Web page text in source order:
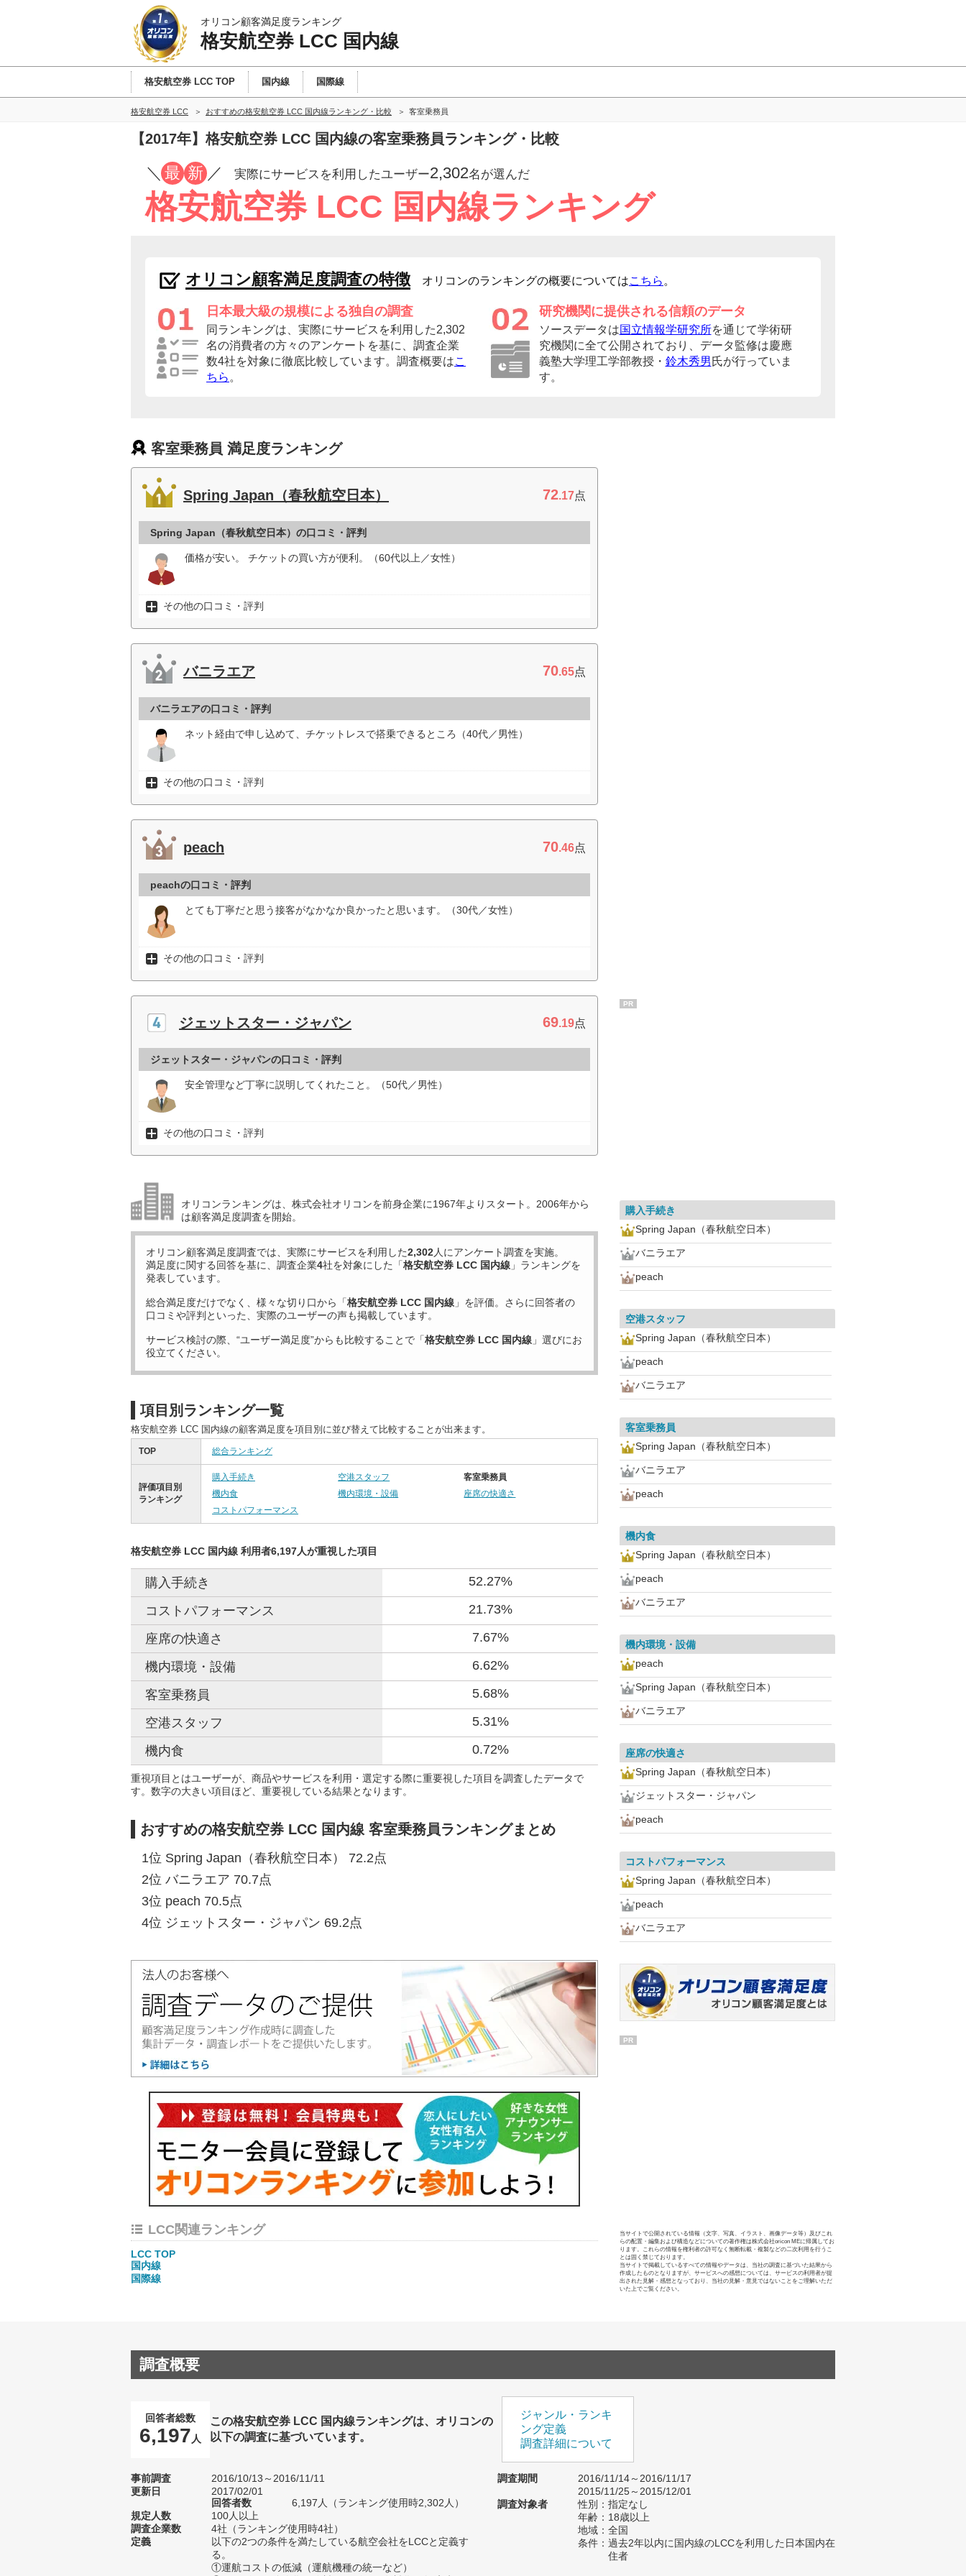
オリコン顧客満足度ランキング
格安航空券 LCC 国内線
格安航空券 LCC TOP 国内線 国際線
格安航空券 LCC おすすめの格安航空券 LCC 国内線ランキング・比較 客室乗務員
【2017年】格安航空券 LCC 国内線の客室乗務員ランキング・比較
／ 最 新 ／ 実際にサービスを利用したユーザー2,302名が選んだ
格安航空券 LCC 国内線ランキング
オリコン顧客満足度調査の特徴 オリコンのランキングの概要についてはこちら 。
日本最大級の規模による独自の調査
同ランキングは、実際にサービスを利用した2,302
名の消費者の方々のアンケートを基に、調査企業
数4社を対象に徹底比較しています。調査概要はこ
ちら 。
研究機関に提供される信頼のデータ
ソースデータは国立情報学研究所を通じて学術研
究機関に全て公開されており、データ監修は慶應
義塾大学理工学部教授・ 鈴木秀男 氏が行っていま
す。
客室乗務員 満足度ランキング
Spring Japan（春秋航空日本） 72.17点
Spring Japan（春秋航空日本）の口コミ・評判
価格が安い。 チケットの買い方が便利。（60代以上／女性）
その他の口コミ・評判
バニラエア 70.65点
バニラエアの口コミ・評判
ネット経由で申し込めて、チケットレスで搭乗できるところ（40代／男性）
その他の口コミ・評判
peach 70.46点
peachの口コミ・評判
とても丁寧だと思う接客がなかなか良かったと思います。（30代／女性）
その他の口コミ・評判
ジェットスター・ジャパン 69.19点
ジェットスター・ジャパンの口コミ・評判
安全管理など丁寧に説明してくれたこと。（50代／男性）
その他の口コミ・評判
オリコンランキングは、株式会社オリコンを前身企業に1967年よりスタート。2006年から
は顧客満足度調査を開始。
オリコン顧客満足度調査では、実際にサービスを利用した2,302人にアンケート調査を実施。
満足度に関する回答を基に、調査企業4社を対象にした「格安航空券 LCC 国内線 」ランキングを
発表しています。
総合満足度だけでなく、様々な切り口から「格安航空券 LCC 国内線 」を評価。さらに回答者の
口コミや評判といった、実際のユーザーの声も掲載しています。
サービス検討の際、“ユーザー満足度”からも比較することで「格安航空券 LCC 国内線 」選びにお
役立てください。
項目別ランキング一覧
格安航空券 LCC 国内線の顧客満足度を項目別に並び替えて比較することが出来ます。
TOP 総合ランキング
評価項目別
ランキング
購入手続き 空港スタッフ
客室乗務員
機内食
機内環境・設備
座席の快適さ
コストパフォーマンス
格安航空券 LCC 国内線 利用者6,197人が重視した項目
購入手続き 52.27%
コストパフォーマンス 21.73%
座席の快適さ 7.67%
機内環境・設備 6.62%
客室乗務員 5.68%
空港スタッフ 5.31%
機内食 0.72%
重視項目とはユーザーが、商品やサービスを利用・選定する際に重要視した項目を調査したデータで
す。数字の大きい項目ほど、重要視している結果となります。
おすすめの格安航空券 LCC 国内線 客室乗務員ランキングまとめ
1位 Spring Japan（春秋航空日本） 72.2点
2位 バニラエア 70.7点
3位 peach 70.5点
4位 ジェットスター・ジャパン 69.2点
LCC関連ランキング
LCC TOP
国内線
国際線
PR
購入手続き
Spring Japan（春秋航空日本）
バニラエア
peach
空港スタッフ
Spring Japan（春秋航空日本）
peach
バニラエア
客室乗務員
Spring Japan（春秋航空日本）
バニラエア
peach
機内食
Spring Japan（春秋航空日本）
peach
バニラエア
機内環境・設備
peach
Spring Japan（春秋航空日本）
バニラエア
座席の快適さ
Spring Japan（春秋航空日本）
ジェットスター・ジャパン
peach
コストパフォーマンス
Spring Japan（春秋航空日本）
peach
バニラエア
PR
当サイトで公開されている情報（文字、写真、イラスト、画像データ等）及びこれ
らの配置・編集および構造などについての著作権は株式会社oricon MEに帰属してお
ります。これらの情報を権利者の許可なく無断転載・複製などの二次利用を行うこ
とは固く禁じております。
当サイトで掲載しているすべての情報やデータは、当社の調査に基づいた結果から
作成したものとなりますが、サービスへの感想については、サービスの利用者が提
出された見解・感想となっており、当社の見解・意見ではないことをご理解いただ
いた上でご覧ください。
調査概要
回答者総数
6,197 人
この格安航空券 LCC 国内線ランキングは、オリコンの
以下の調査に基づいています。
ジャンル・ランキ
ング定義
調査詳細について
事前調査
2016/10/13～2016/11/11
更新日
2017/02/01
回答者数
6,197人（ランキング使用時2,302人）
規定人数
100人以上
調査企業数
4社（ランキング使用時4社）
定義
以下の2つの条件を満たしている航空会社をLCCと定義す
る。
①運航コストの低減（運航機種の統一など）
調査期間
2016/11/14～2016/11/17
2015/11/25～2015/12/01
調査対象者
性別：指定なし
年齢：18歳以上
地域：全国
条件：過去2年以内に国内線のLCCを利用した日本国内在
住者